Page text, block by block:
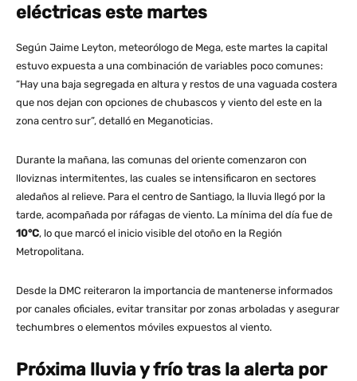
eléctricas este martes
Según Jaime Leyton, meteorólogo de Mega, este martes la capital
estuvo expuesta a una combinación de variables poco comunes:
“Hay una baja segregada en altura y restos de una vaguada costera
que nos dejan con opciones de chubascos y viento del este en la
zona centro sur”, detalló en Meganoticias​.
Durante la mañana, las comunas del oriente comenzaron con
lloviznas intermitentes, las cuales se intensificaron en sectores
aledaños al relieve. Para el centro de Santiago, la lluvia llegó por la
tarde, acompañada por ráfagas de viento. La mínima del día fue de
10°C, lo que marcó el inicio visible del otoño en la Región
Metropolitana​.
Desde la DMC reiteraron la importancia de mantenerse informados
por canales oficiales, evitar transitar por zonas arboladas y asegurar
techumbres o elementos móviles expuestos al viento.
Próxima lluvia y frío tras la alerta por